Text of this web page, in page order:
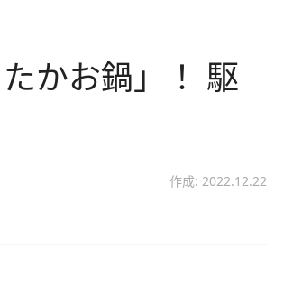
かお鍋」！ 駆
作成: 2022.12.22